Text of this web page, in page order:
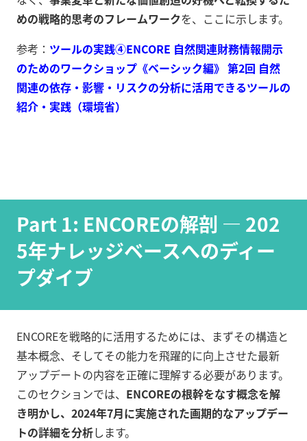
めの戦略的思考のフレームワークを、ここに示します。
参考： ツールの実践④ENCORE 自然関連財務情報開示
のためのワークショップ《ベーシック編》 第2回 自然
関連の依存・影響・リスクの分析に活用できるツールの
紹介・実践（環境省）
Part 1: ENCOREの解剖 — 202
5年ナレッジベースへのディー
プダイブ
ENCOREを戦略的に活用するためには、まずその構造と
基本概念、そしてその能力を飛躍的に向上させた最新
アップデートの内容を正確に理解する必要があります。
このセクションでは、 ENCOREの根幹をなす概念を解
き明かし、2024年7月に実施された画期的なアップデー
トの詳細を分析します。